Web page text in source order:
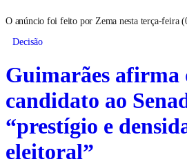
O anúncio foi feito por Zema nesta terça-feira
Decisão
Guimarães afirma
candidato ao
“prestígio e
eleitoral”